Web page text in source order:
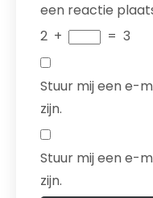
een reactie
2 + = 3
Stuur mij een e-
zijn.
Stuur mij een e-
zijn.